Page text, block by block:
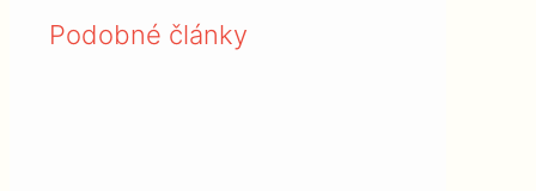
Podobné články